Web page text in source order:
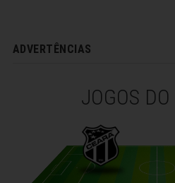
ADVERTÊNCIAS
JOGOS DO